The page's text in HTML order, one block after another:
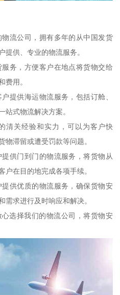
流公司，拥有多年的从中国发货
提供、专业的物流服务。
务，方便客户在地点将货物交给
费用。
提供海运物流服务，包括订舱、
站式物流解决方案。
清关经验和实力，可以为客户快
物滞留或遭受罚款等问题。
供门到门的物流服务，将货物从
户在目的地完成各项手续。
供优质的物流服务，确保货物安
需求进行及时响应和解决。
选择我们的物流公司，将货物安